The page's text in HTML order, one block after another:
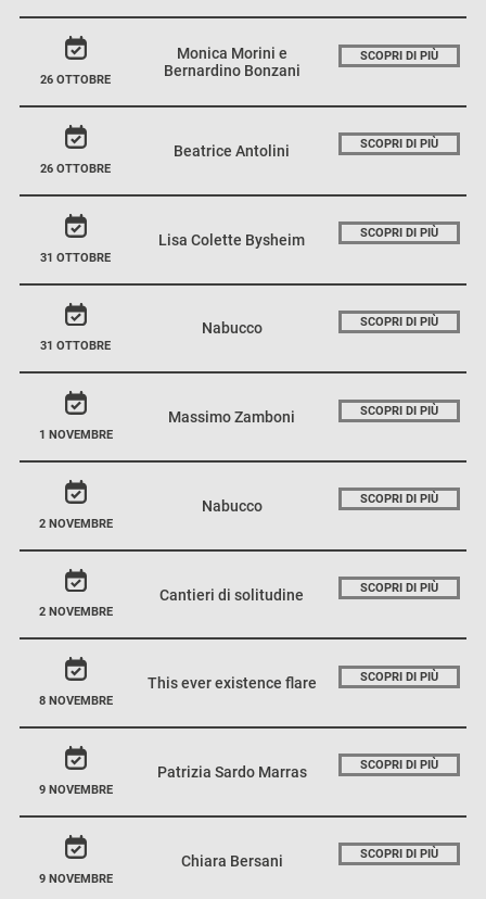
26 OTTOBRE
Monica Morini e
Bernardino Bonzani
SCOPRI DI PIÙ
26 OTTOBRE
Beatrice Antolini SCOPRI DI PIÙ
31 OTTOBRE
Lisa Colette Bysheim SCOPRI DI PIÙ
31 OTTOBRE
Nabucco SCOPRI DI PIÙ
1 NOVEMBRE
Massimo Zamboni SCOPRI DI PIÙ
2 NOVEMBRE
Nabucco SCOPRI DI PIÙ
2 NOVEMBRE
Cantieri di solitudine SCOPRI DI PIÙ
8 NOVEMBRE
This ever existence flare SCOPRI DI PIÙ
9 NOVEMBRE
Patrizia Sardo Marras SCOPRI DI PIÙ
9 NOVEMBRE
Chiara Bersani SCOPRI DI PIÙ